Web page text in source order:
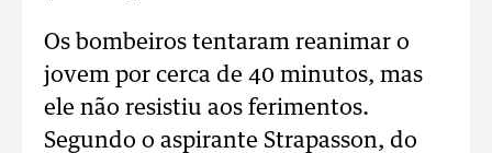
Os bombeiros tentaram reanimar o
jovem por cerca de 40 minutos, mas
ele não resistiu aos ferimentos.
Segundo o aspirante Strapasson, do